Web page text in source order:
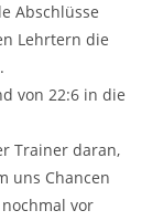
Abschlüsse
Lehrtern die
von 22:6 in die
Trainer daran,
uns Chancen
vor